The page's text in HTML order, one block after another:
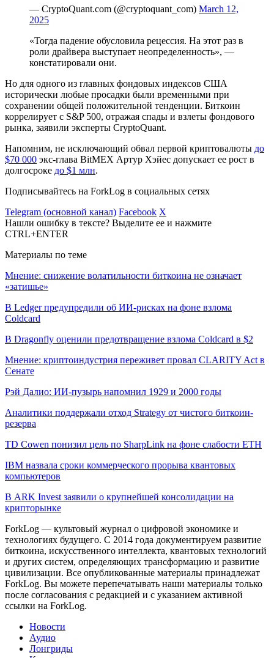
— CryptoQuant.com (@cryptoquant_com) March 12,
2025
«Тогда падение обусловила рецессия. На этот раз в
роли драйвера выступает неопределенность», —
констатировали они.
Но для одного из главных фондовых индексов США
исторически любые просадки были временными при
сохранении общей положительной тенденции. Биткоин
коррелирует с S&P 500, отражая спады и взлеты фондового
рынка, заявили эксперты CryptoQuant.
Напомним, не исключающий обвал первой криптовалюты до
$70 000 экс-глава BitMEX Артур Хэйес допускает ее рост в
долгосроке до $1 млн.
Подписывайтесь на ForkLog в социальных сетях
Telegram (основной канал) Facebook X
Нашли ошибку в тексте? Выделите ее и нажмите
CTRL+ENTER
Материалы по теме
Мнение: снижение волатильности биткоина не означает
«затишье»
В Ledger предупредили об ИИ-рисках на фоне взлома
Coldcard
В Dragonfly оценили предотвращение взлома Coldcard в $2
Мнение: криптоиндустрия переживет провал CLARITY Act в
Сенате
Рэй Далио: ИИ-пузырь напомнил 1929 и 2000 годы
Аналитики поддержали отход Strategy от чистого биткоин-
резерва
TD Cowen понизил цель по SharpLink на фоне слабости ETH
IBM назвала сроки коммерческого прорыва квантовых
компьютеров
В ARK Invest заявили о крупнейшей консолидации на
крипторынке
ForkLog — культовый журнал о цифровой экономике и
технологиях будущего. С 2014 года документируем развитие
биткоина, искусственного интеллекта, квантовых технологий
и других систем, определяющих трансформацию и развитие
цивилизации. Все опубликованные материалы принадлежат
ForkLog. Вы можете перепечатывать наши материалы только
после согласования с редакцией и с указанием активной
ссылки на ForkLog.
Новости
Аудио
Лонгриды